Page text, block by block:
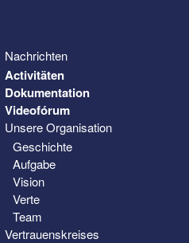
Nachrichten
Activitäten
Dokumentation
Videofórum
Unsere Organisation
Geschichte
Aufgabe
Vision
Verte
Team
Vertrauenskreises